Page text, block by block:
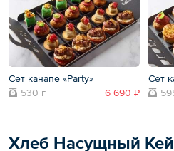
Сет канапе «Party»
530 г
6 690 ₽
Сет
Хлеб Насущный